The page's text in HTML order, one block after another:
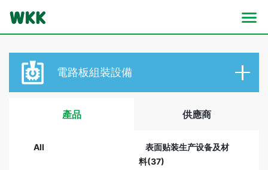
電路板組裝設備
產品 供應商
All
表面贴装生产设备及材
料(37)